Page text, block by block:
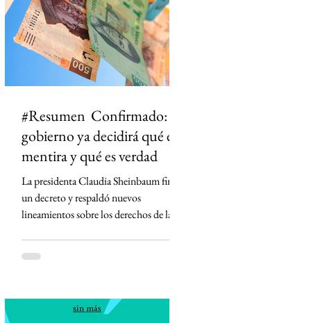
para convertirse en un territorio de
historias. El primero en t
#Resumen Confirmado: el
gobierno ya decidirá qué es
mentira y qué es verdad
La presidenta Claudia Sheinbaum firmó
un decreto y respaldó nuevos
lineamientos sobre los derechos de las
códigos de ética, defensores de las
diferenciar información de opinión. La
medida desató críticas de medios,